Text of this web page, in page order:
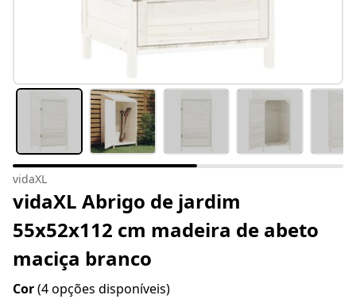
vidaXL
vidaXL Abrigo de jardim
55x52x112 cm madeira de abeto
maciça branco
Cor(4 opções disponíveis)